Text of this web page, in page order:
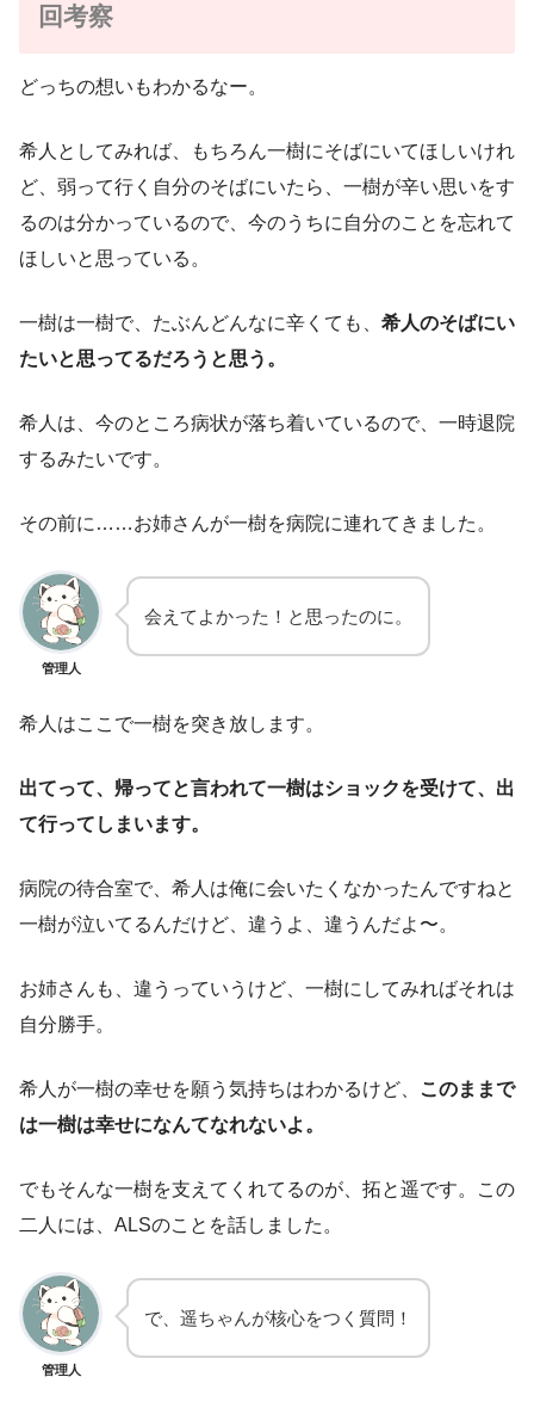
回考察
どっちの想いもわかるなー。
希人としてみれば、もちろん一樹にそばにいてほしいけれ
ど、弱って行く自分のそばにいたら、一樹が辛い思いをす
るのは分かっているので、今のうちに自分のことを忘れて
ほしいと思っている。
一樹は一樹で、たぶんどんなに辛くても、 希人のそばにい
たいと思ってるだろうと思う。
希人は、今のところ病状が落ち着いているので、一時退院
するみたいです。
その前に……お姉さんが一樹を病院に連れてきました。
管理人
会えてよかった！と思ったのに。
希人はここで一樹を突き放します。
出てって、帰ってと言われて一樹はショックを受けて、出
て行ってしまいます。
病院の待合室で、希人は俺に会いたくなかったんですねと
一樹が泣いてるんだけど、違うよ、違うんだよ〜。
お姉さんも、違うっていうけど、一樹にしてみればそれは
自分勝手。
希人が一樹の幸せを願う気持ちはわかるけど、
このままで
は一樹は幸せになんてなれないよ。
でもそんな一樹を支えてくれてるのが、拓と遥です。この
二人には、ALSのことを話しました。
管理人
で、遥ちゃんが核心をつく質問！